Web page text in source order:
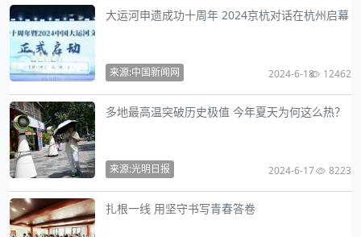
大运河申遗成功十周年 2024京杭对话在杭州启幕
来源:中国新闻网 2024-6-18 12462
多地最高温突破历史极值 今年夏天为何这么热？
来源:光明日报 2024-6-17 8223
扎根一线 用坚守书写青春答卷